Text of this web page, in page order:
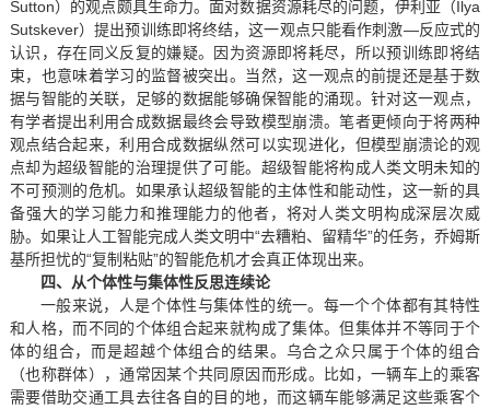
Sutton）的观点颇具生命力。面对数据资源耗尽的问题，伊利亚（Ilya
Sutskever）提出预训练即将终结，这一观点只能看作刺激—反应式的
认识，存在同义反复的嫌疑。因为资源即将耗尽，所以预训练即将结
束，也意味着学习的监督被突出。当然，这一观点的前提还是基于数
据与智能的关联，足够的数据能够确保智能的涌现。针对这一观点，
有学者提出利用合成数据最终会导致模型崩溃。笔者更倾向于将两种
观点结合起来，利用合成数据纵然可以实现进化，但模型崩溃论的观
点却为超级智能的治理提供了可能。超级智能将构成人类文明未知的
不可预测的危机。如果承认超级智能的主体性和能动性，这一新的具
备强大的学习能力和推理能力的他者，将对人类文明构成深层次威
胁。如果让人工智能完成人类文明中“去糟粕、留精华”的任务，乔姆斯
基所担忧的“复制粘贴”的智能危机才会真正体现出来。
四、从个体性与集体性反思连续论
一般来说，人是个体性与集体性的统一。每一个个体都有其特性
和人格，而不同的个体组合起来就构成了集体。但集体并不等同于个
体的组合，而是超越个体组合的结果。乌合之众只属于个体的组合
（也称群体），通常因某个共同原因而形成。比如，一辆车上的乘客
需要借助交通工具去往各自的目的地，而这辆车能够满足这些乘客个